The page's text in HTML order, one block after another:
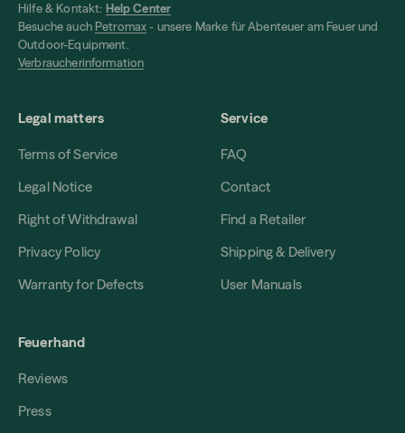
Hilfe & Kontakt: Help Center
Besuche auch Petromax- unsere Marke für Abenteuer am Feuer und
Outdoor-Equipment.
Verbraucherinformation
Legal matters
Terms of Service
Legal Notice
Right of Withdrawal
Privacy Policy
Warranty for Defects
Service
FAQ
Contact
Find a Retailer
Shipping & Delivery
User Manuals
Feuerhand
Reviews
Press